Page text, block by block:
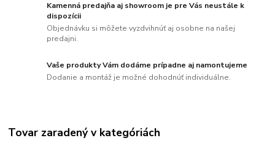
Kamenná predajňa aj showroom je pre Vás neustále k
dispozícii
Objednávku si môžete vyzdvihnúť aj osobne na našej
predajni.
Vaše produkty Vám dodáme prípadne aj namontujeme
Dodanie a montáž je možné dohodnúť individuálne.
Tovar zaradený v kategóriách